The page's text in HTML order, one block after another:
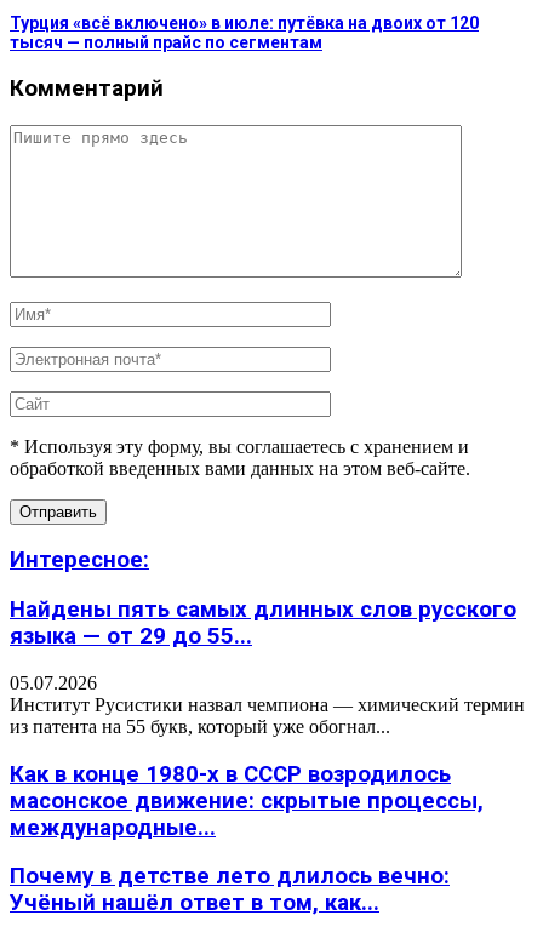
Турция «всё включено» в июле: путёвка на двоих от 120
тысяч — полный прайс по сегментам
Комментарий
* Используя эту форму, вы соглашаетесь с хранением и
обработкой введенных вами данных на этом веб-сайте.
Интересное:
Найдены пять самых длинных слов русского
языка — от 29 до 55...
05.07.2026
Институт Русистики назвал чемпиона — химический термин
из патента на 55 букв, который уже обогнал...
Как в конце 1980-х в СССР возродилось
масонское движение: скрытые процессы,
международные...
Почему в детстве лето длилось вечно:
Учёный нашёл ответ в том, как...